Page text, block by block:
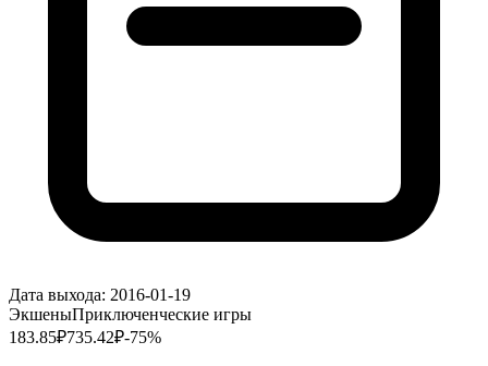
Дата выхода: 2016-01-19
ЭкшеныПриключенческие игры
183.85₽735.42₽-75%